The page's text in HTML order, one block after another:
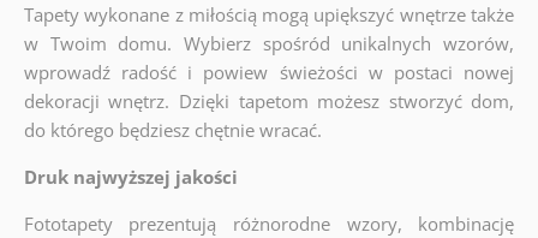
Tapety wykonane z miłością mogą upiększyć wnętrze także
w Twoim domu. Wybierz spośród unikalnych wzorów,
wprowadź radość i powiew świeżości w postaci nowej
dekoracji wnętrz. Dzięki tapetom możesz stworzyć dom,
do którego będziesz chętnie wracać.
Druk najwyższej jakości
Fototapety prezentują różnorodne wzory, kombinację